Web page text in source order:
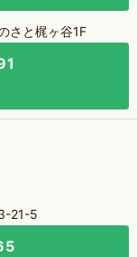
さと梶ヶ谷1F
3-21-5